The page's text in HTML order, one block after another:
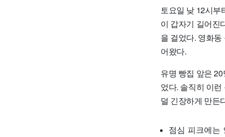
토요일 낮 12시
이 갑자기 길어진
을 걸었다. 영화
어왔다.
유명 빵집 앞은
었다. 솔직히 이
덜 긴장하게 만든
점심 피크에는